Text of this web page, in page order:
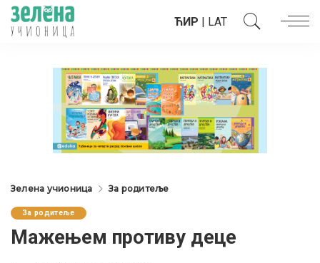
ЋИР | LAT
Зелена учионица За родитеље
За родитеље
Мажењем противу деце